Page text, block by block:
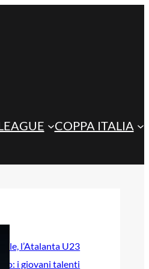
COPPA ITALIA
l’Atalanta U23
i giovani talenti